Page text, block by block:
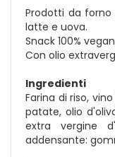
Prodotti da forno
latte e uova.
Snack 100%
Con olio
Ingredienti
Farina di riso,
patate, olio
extra vergine
addensante: